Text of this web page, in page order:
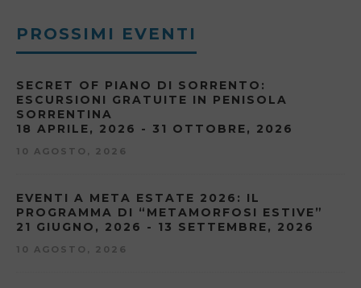
PROSSIMI EVENTI
SECRET OF PIANO DI SORRENTO:
ESCURSIONI GRATUITE IN PENISOLA
SORRENTINA
18 APRILE, 2026 - 31 OTTOBRE, 2026
10 AGOSTO, 2026
EVENTI A META ESTATE 2026: IL
PROGRAMMA DI “METAMORFOSI ESTIVE”
21 GIUGNO, 2026 - 13 SETTEMBRE, 2026
10 AGOSTO, 2026